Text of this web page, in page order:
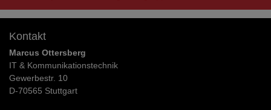
Kontakt
Marcus Ottersberg
IT & Kommunikationstechnik
Gewerbestr. 10
D-70565 Stuttgart